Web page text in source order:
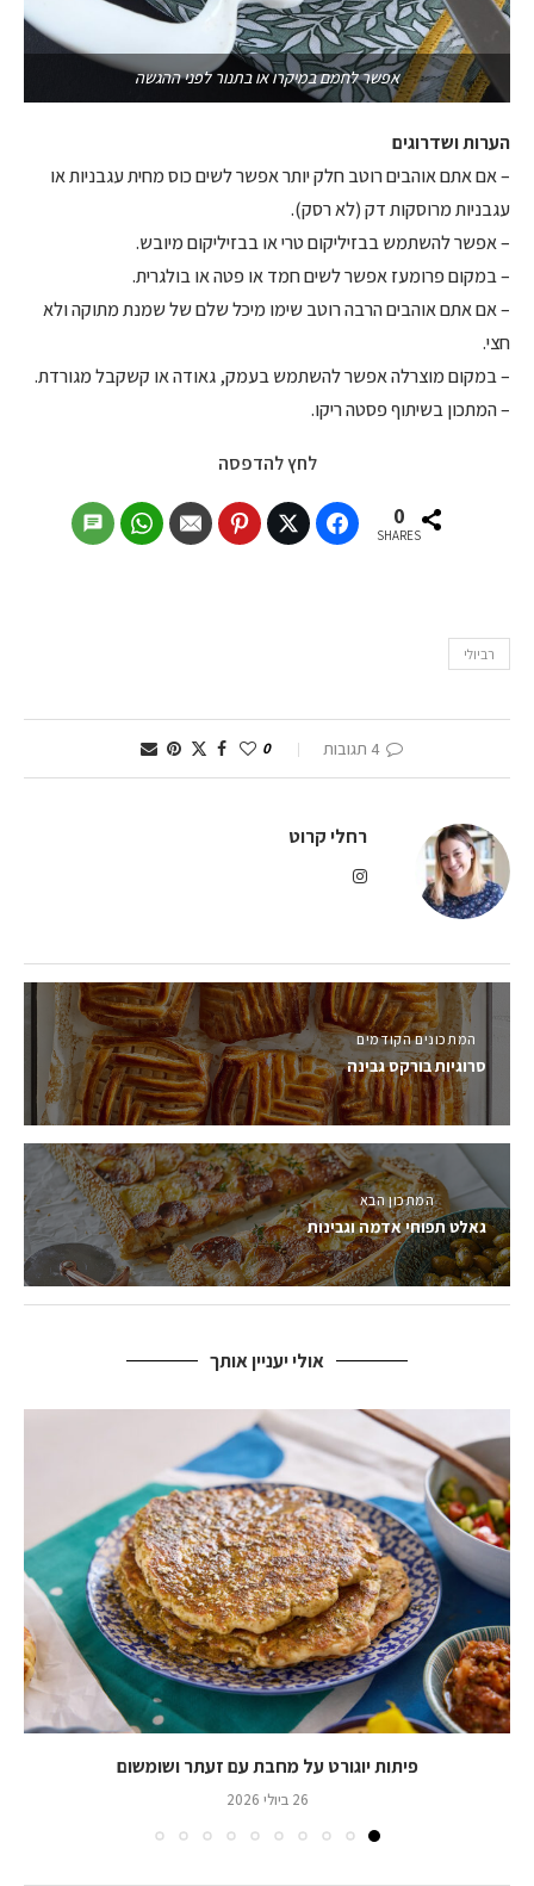
אפשר לחמם במיקרו או בתנור לפני ההגשה
הערות ושדרוגים
– אם אתם אוהבים רוטב חלק יותר אפשר לשים כוס מחית עגבניות או
עגבניות מרוסקות דק (לא רסק).
– אפשר להשתמש בבזיליקום טרי או בבזיליקום מיובש.
– במקום פרומעז אפשר לשים חמד או פטה או בולגרית.
– אם אתם אוהבים הרבה רוטב שימו מיכל שלם של שמנת מתוקה ולא
חצי.
– במקום מוצרלה אפשר להשתמש בעמק, גאודה או קשקבל מגורדת.
– המתכון בשיתוף פסטה ריקו.
לחץ להדפסה
0
SHARES
רביולי
4 תגובות 0
רחלי קרוט
המתכונים הקודמים
סרוגיות בורקס גבינה
המתכון הבא
גאלט תפוחי אדמה וגבינות
אולי יעניין אותך
פיתות יוגורט על מחבת עם זעתר ושומשום
26 ביולי 2026